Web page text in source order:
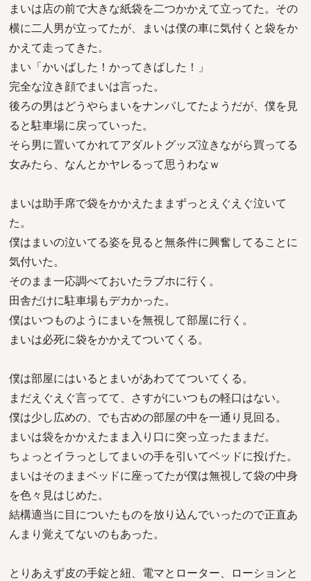
まいは店の前で大きな紙袋を二つかかえて立ってた。その
横に二人男が立ってたが、まいは僕の車に気付くと袋をか
かえて走ってきた。
まい「かいばした！かってきばした！」
完全な泣き顔でまいは言った。
後ろの男はどうやらまいをナンパしてたようだが、僕を見
ると駐車場に戻っていった。
そら男に置いてかれてアダルトグッズ泣きながら買ってる
女みたら、なんとかヤレるって思うわなｗ
まいは助手席で袋をかかえたままずっとえぐえぐ泣いて
た。
僕はまいの泣いてる姿を見ると無条件に興奮してることに
気付いた。
そのまま一応調べておいたラブホに行く。
田舎だけに駐車場もデカかった。
僕はいつものようにまいを無視して部屋に行く。
まいは必死に袋をかかえてついてくる。
僕は部屋にはいるとまいがあわててついてくる。
まだえぐえぐ言ってて、さすがにいつもの軽口はない。
僕は少し広めの、でも古めの部屋の中を一通り見回る。
まいは袋をかかえたまま入り口に突っ立ったままだ。
ちょっとイラっとしてまいの手を引いてベッドに投げた。
まいはそのままベッドに座ってたが僕は無視して袋の中身
を色々見はじめた。
結構適当に目についたものを放り込んでいったので正直あ
んまり覚えてないのもあった。
とりあえず皮の手錠と紐、電マとローター、ローションと